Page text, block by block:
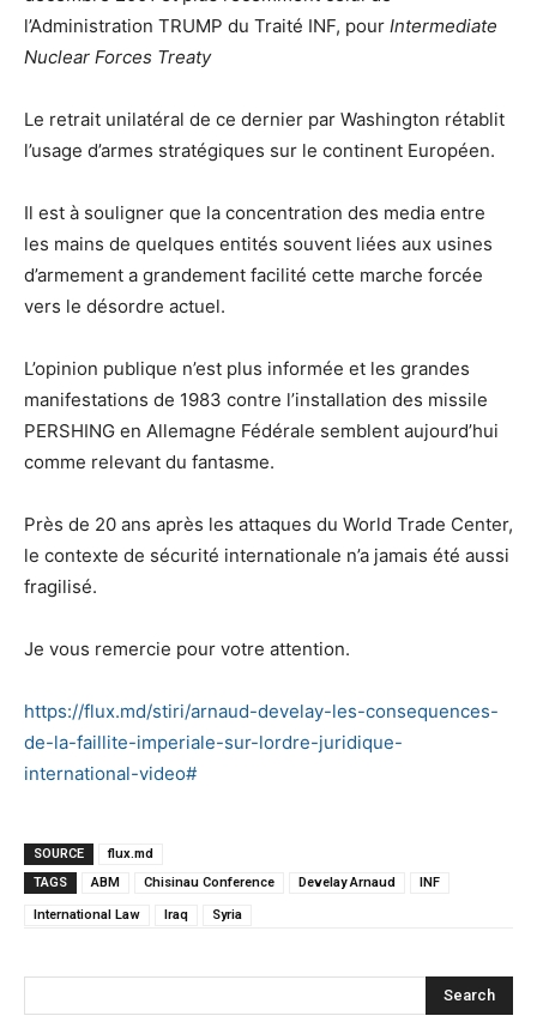
l’Administration TRUMP du Traité INF, pour Intermediate
Nuclear Forces Treaty
Le retrait unilatéral de ce dernier par Washington rétablit
l’usage d’armes stratégiques sur le continent Européen.
Il est à souligner que la concentration des media entre
les mains de quelques entités souvent liées aux usines
d’armement a grandement facilité cette marche forcée
vers le désordre actuel.
L’opinion publique n’est plus informée et les grandes
manifestations de 1983 contre l’installation des missile
PERSHING en Allemagne Fédérale semblent aujourd’hui
comme relevant du fantasme.
Près de 20 ans après les attaques du World Trade Center,
le contexte de sécurité internationale n’a jamais été aussi
fragilisé.
Je vous remercie pour votre attention.
https://flux.md/stiri/arnaud-develay-les-consequences-
de-la-faillite-imperiale-sur-lordre-juridique-
international-video#
SOURCE
flux.md
TAGS
ABM Chisinau Conference Develay Arnaud INF
International Law Iraq Syria
Search